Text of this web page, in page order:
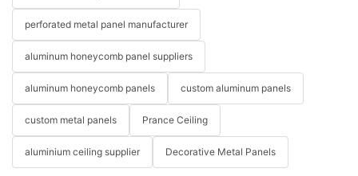
perforated metal panel manufacturer
aluminum honeycomb panel suppliers
aluminum honeycomb panels custom aluminum panels
custom metal panels Prance Ceiling
aluminium ceiling supplier Decorative Metal Panels